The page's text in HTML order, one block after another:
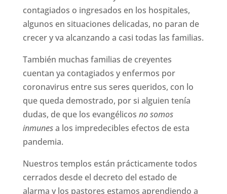
contagiados o ingresados en los hospitales,
algunos en situaciones delicadas, no paran de
crecer y va alcanzando a casi todas las familias.
También muchas familias de creyentes
cuentan ya contagiados y enfermos por
coronavirus entre sus seres queridos, con lo
que queda demostrado, por si alguien tenía
dudas, de que los evangélicos no somos
inmunesa los impredecibles efectos de esta
pandemia.
Nuestros templos están prácticamente todos
cerrados desde el decreto del estado de
alarma y los pastores estamos aprendiendo a